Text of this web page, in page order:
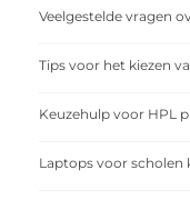
Veelgestelde vragen
Tips voor het kiezen
Keuzehulp voor HPL
Laptops voor scholen